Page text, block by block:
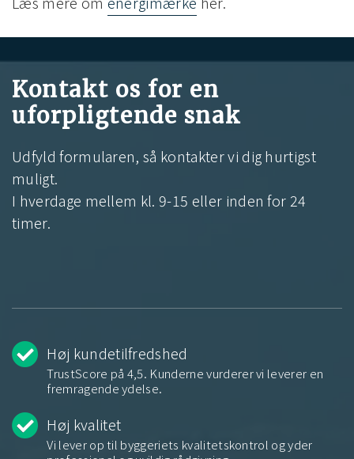
Kontakt os for en
uforpligtende snak
Udfyld formularen, så kontakter vi dig hurtigst
muligt.
I hverdage mellem kl. 9-15 eller inden for 24
timer.
Høj kundetilfredshed
TrustScore på 4,5. Kunderne vurderer vi leverer en
fremragende ydelse.
Høj kvalitet
Vi lever op til byggeriets kvalitetskontrol og yder